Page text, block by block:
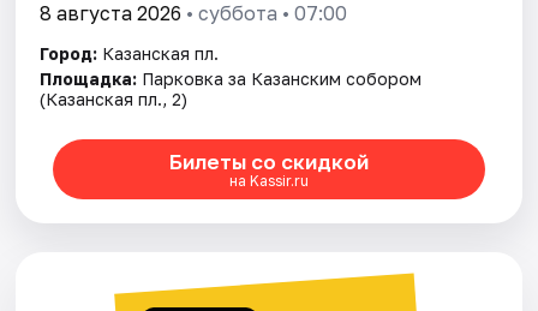
8 августа 2026 • суббота • 07:00
Город: Казанская пл.
Площадка: Парковка за Казанским собором
(Казанская пл., 2)
Билеты со скидкой
на Kassir.ru